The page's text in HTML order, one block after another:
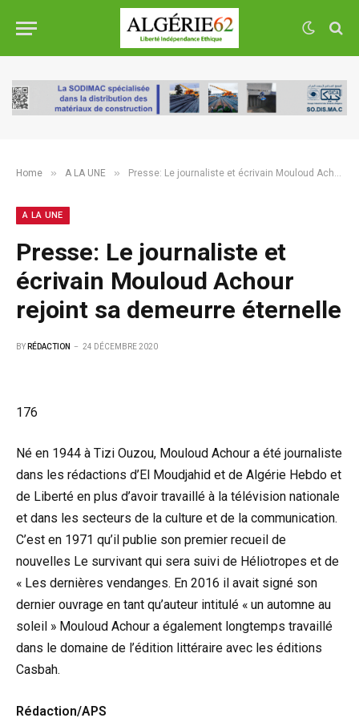
Home » A LA UNE » Presse: Le journaliste et écrivain Mouloud Achour rejoint sa demeurre éternelle
A LA UNE
Presse: Le journaliste et
écrivain Mouloud Achour
rejoint sa demeurre éternelle
BY RÉDACTION 24 DÉCEMBRE 2020
176
Né en 1944 à Tizi Ouzou, Mouloud Achour a été journaliste
dans les rédactions d’El Moudjahid et de Algérie Hebdo et
de Liberté en plus d’avoir travaillé à la télévision nationale
et dans les secteurs de la culture et de la communication.
C’est en 1971 qu’il publie son premier recueil de
nouvelles Le survivant qui sera suivi de Héliotropes et de
« Les dernières vendanges. En 2016 il avait signé son
dernier ouvrage en tant qu’auteur intitulé « un automne au
soleil » Mouloud Achour a également longtemps travaillé
dans le domaine de l’édition littéraire avec les éditions
Casbah.
Rédaction/APS